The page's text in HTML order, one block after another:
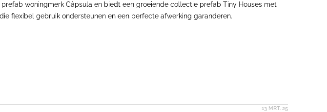
woningmerk Câpsula en biedt een groeiende collectie prefab Tiny Houses met
flexibel gebruik ondersteunen en een perfecte afwerking garanderen.
13 MRT. 25